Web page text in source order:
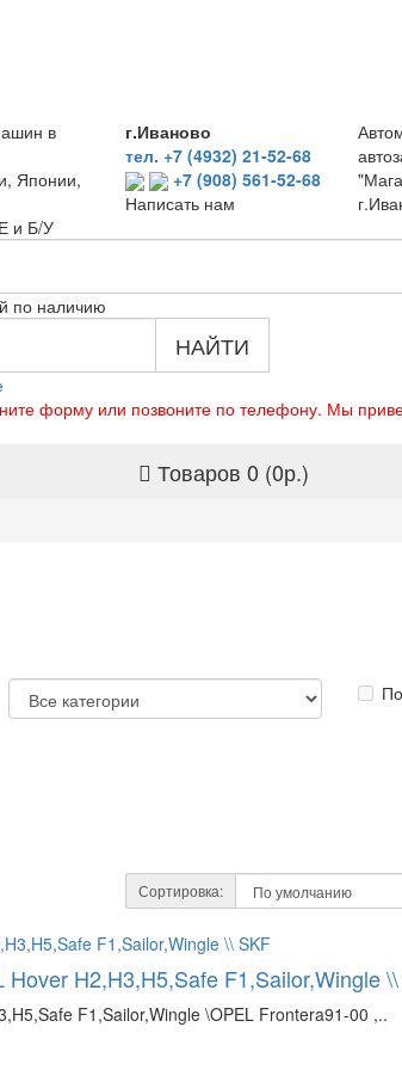
в
Японии,
и Б/У
г.Иваново
тел. +7 (4932) 21-52-68
+7 (908) 561-52-68
Написать нам
по наличию
НАЙТИ
форму или позвоните по телефону. Мы
Товаров 0 (0р.)
Сортировка:
Hover H2,H3,H5,Safe F1,Sailor,Wingle
F1,Sailor,Wingle \OPEL Frontera91-00 ,..